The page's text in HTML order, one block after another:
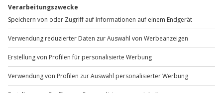
+49 89 / 60 60 89 700
Mo-Fr: 9-17 Uhr
b2b@jochen-schweizer.de
www.b2b.jochen-schweizer.de/